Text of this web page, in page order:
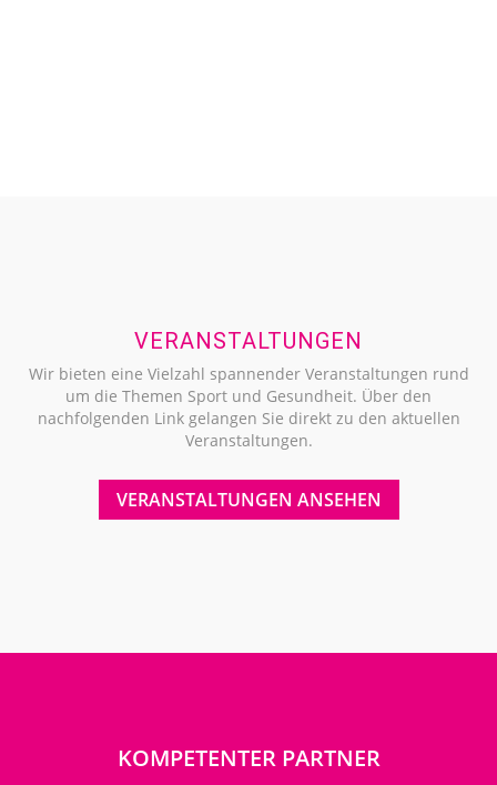
VERANSTALTUNGEN
Wir bieten eine Vielzahl spannender Veranstaltungen rund
um die Themen Sport und Gesundheit. Über den
nachfolgenden Link gelangen Sie direkt zu den aktuellen
Veranstaltungen.
VERANSTALTUNGEN ANSEHEN
KOMPETENTER PARTNER